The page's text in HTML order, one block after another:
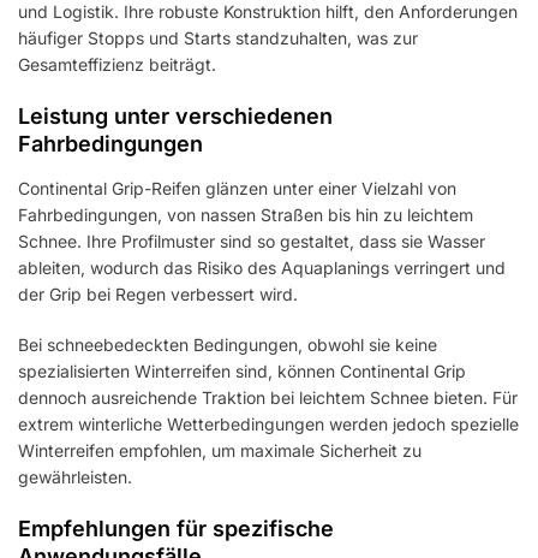
und Logistik. Ihre robuste Konstruktion hilft, den Anforderungen
häufiger Stopps und Starts standzuhalten, was zur
Gesamteffizienz beiträgt.
Leistung unter verschiedenen
Fahrbedingungen
Continental Grip-Reifen glänzen unter einer Vielzahl von
Fahrbedingungen, von nassen Straßen bis hin zu leichtem
Schnee. Ihre Profilmuster sind so gestaltet, dass sie Wasser
ableiten, wodurch das Risiko des Aquaplanings verringert und
der Grip bei Regen verbessert wird.
Bei schneebedeckten Bedingungen, obwohl sie keine
spezialisierten Winterreifen sind, können Continental Grip
dennoch ausreichende Traktion bei leichtem Schnee bieten. Für
extrem winterliche Wetterbedingungen werden jedoch spezielle
Winterreifen empfohlen, um maximale Sicherheit zu
gewährleisten.
Empfehlungen für spezifische